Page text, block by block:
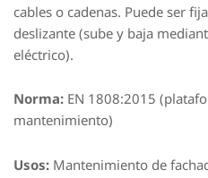
cables o cadenas. Puede ser
deslizante (sube y baja
eléctrico).
Norma: EN 1808:2015
mantenimiento)
Usos: Mantenimiento de